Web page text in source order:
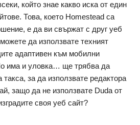
който знае какво иска от един
Това, което Homestead са
е да ви свържат с друг уеб
да използвате техният
адаптивен към мобилни
има и уловка… ще трябва да
за да използвате редактора
защо да не използвате Duda от
своя уеб сайт?